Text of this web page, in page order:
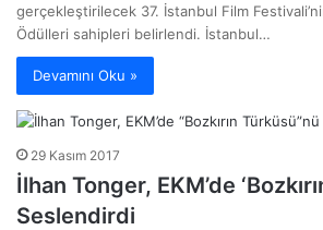
gerçekleştirilecek 37. İstanbul Film
Ödülleri sahipleri belirlendi. İstanbul…
Devamını Oku »
29 Kasım 2017
İlhan Tonger, EKM’de
Seslendirdi